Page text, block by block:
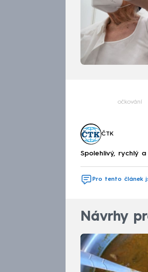
očkování
ČTK
Spolehlivý, rychlý
Pro tento článek
Návrhy